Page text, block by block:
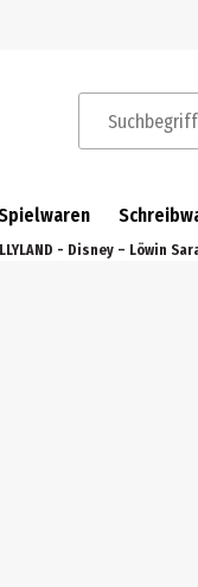
Suchbegriffe
- Disney – Löwin